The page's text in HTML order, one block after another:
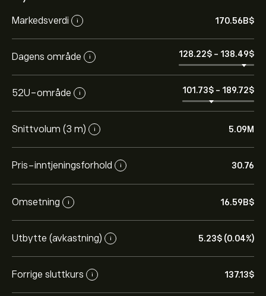
Markedsverdi i 170.56B‎$‎
Dagens område i 128.22‎$‎ - 138.49‎$‎
52U-område i 101.73‎$‎ - 189.72‎$‎
Snittvolum (3 m) i 5.09M
Pris-inntjeningsforhold i 30.76
Omsetning i 16.59B‎$‎
Utbytte (avkastning) i 5.23‎$‎ (0.04%)
Forrige sluttkurs i 137.13‎$‎